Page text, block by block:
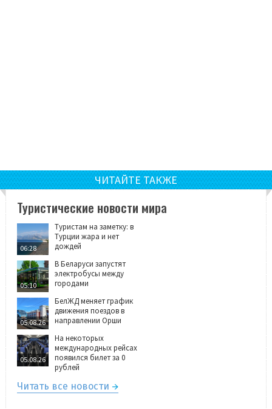
ЧИТАЙТЕ ТАКЖЕ
Туристические новости мира
06:28
Туристам на заметку: в
Турции жара и нет
дождей
05:10
В Беларуси запустят
электробусы между
городами
05.08.26
БелЖД меняет график
движения поездов в
направлении Орши
05.08.26
На некоторых
международных рейсах
появился билет за 0
рублей
Читать все новости